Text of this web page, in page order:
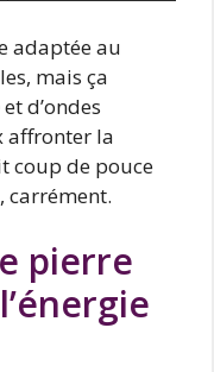
adaptée au
mais ça
et d’ondes
affronter la
coup de pouce
carrément.
pierre